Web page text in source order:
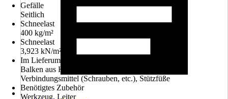
Gefälle
Seitlich
Schneelast
400 kg/m²
Schneelast
3,923 kN/m²
Im Lieferumfang enthalten
Balken aus Konstruktionsvollholz, Aufbauplan,
Verbindungsmittel (Schrauben, etc.), Stützfüße
Benötigtes Zubehör
Werkzeug, Leiter